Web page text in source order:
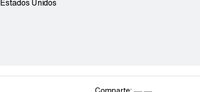
Estados Unidos